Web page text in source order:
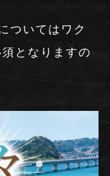
ついてはワク
となりますの